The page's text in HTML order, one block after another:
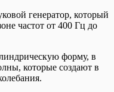
генератор, который
частот от 400 Гц до
форму, в
которые создают в